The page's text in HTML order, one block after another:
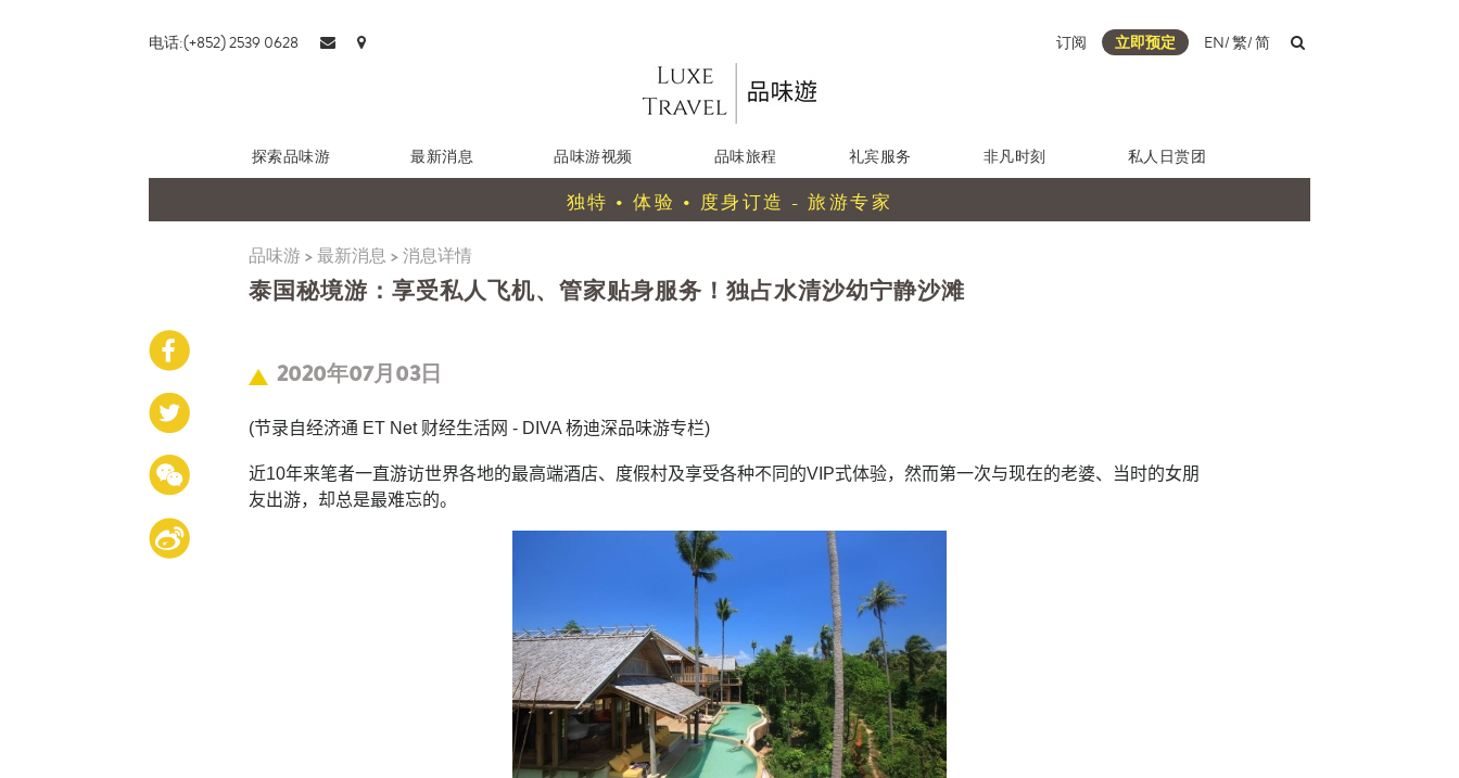
电话:(+852) 2539 0628 订阅 立即预定 EN/繁/简
探索品味游 最新消息 品味游视频 品味旅程 礼宾服务 非凡时刻 私人日赏团
独特 • 体验 • 度身订造 - 旅游专家
品味游>最新消息>消息详情
泰国秘境游：享受私人飞机、管家贴身服务！独占水清沙幼宁静沙滩
2020年07月03日
(节录自经济通 ET Net 财经生活网 - DIVA 杨迪深品味游专栏)
近10年来笔者一直游访世界各地的最高端酒店、度假村及享受各种不同的VIP式体验，然而第一次与现在的老婆、当时的女朋
友出游，却总是最难忘的。